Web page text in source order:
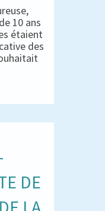
10 ans
étaient
des
DE